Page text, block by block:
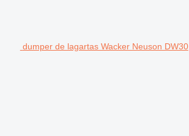
dumper de lagartas Wacker Neuson DW30